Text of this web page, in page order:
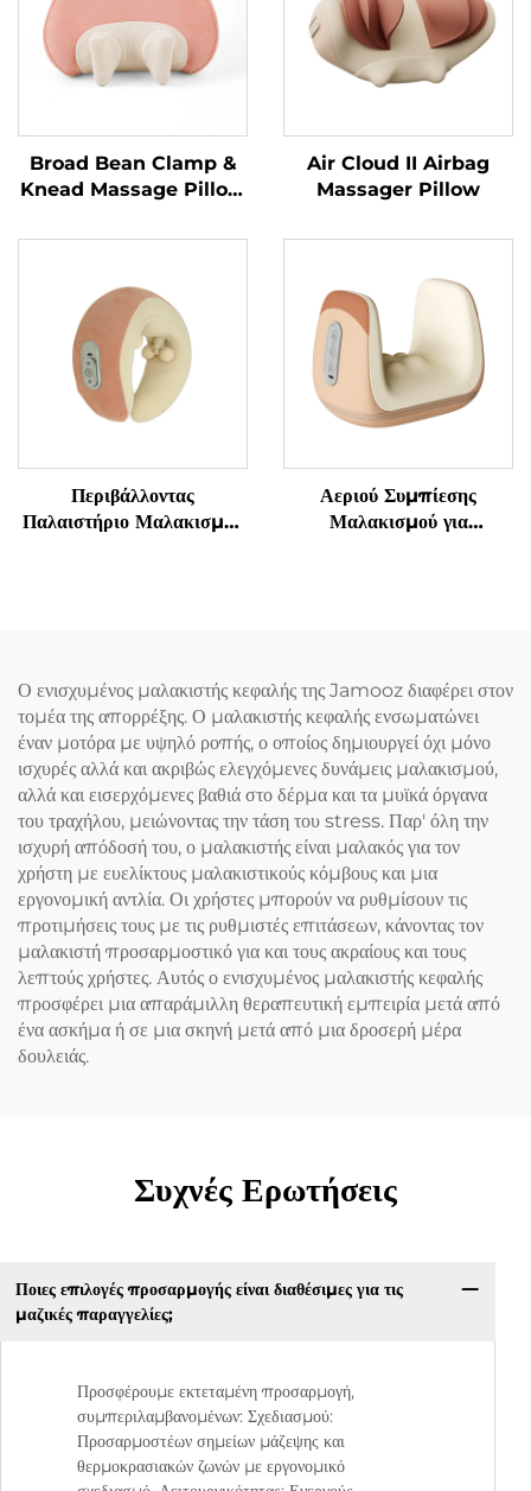
Broad Bean Clamp &
Knead Massage Pillow
Air Cloud II Airbag
Massager Pillow
Περιβάλλοντας
Παλαιστήριο Μαλακισμού
Αεριού Συμπίεσης
Μαλακισμού για
Ο ενισχυμένος μαλακιστής κεφαλής της Jamooz διαφέρει στον
τομέα της απορρέξης. Ο μαλακιστής κεφαλής ενσωματώνει
έναν μοτόρα με υψηλό ροπής, ο οποίος δημιουργεί όχι μόνο
ισχυρές αλλά και ακριβώς ελεγχόμενες δυνάμεις μαλακισμού,
αλλά και εισερχόμενες βαθιά στο δέρμα και τα μυϊκά όργανα
του τραχήλου, μειώνοντας την τάση του stress. Παρ' όλη την
ισχυρή απόδοσή του, ο μαλακιστής είναι μαλακός για τον
χρήστη με ευελίκτους μαλακιστικούς κόμβους και μια
εργονομική αντλία. Οι χρήστες μπορούν να ρυθμίσουν τις
προτιμήσεις τους με τις ρυθμιστές επιτάσεων, κάνοντας τον
μαλακιστή προσαρμοστικό για και τους ακραίους και τους
λεπτούς χρήστες. Αυτός ο ενισχυμένος μαλακιστής κεφαλής
προσφέρει μια απαράμιλλη θεραπευτική εμπειρία μετά από
ένα ασκήμα ή σε μια σκηνή μετά από μια δροσερή μέρα
δουλειάς.
Συχνές Ερωτήσεις
Ποιες επιλογές προσαρμογής είναι διαθέσιμες για τις
μαζικές παραγγελίες;
Προσφέρουμε εκτεταμένη προσαρμογή,
συμπεριλαμβανομένων: Σχεδιασμού:
Προσαρμοστέων σημείων μάζεψης και
θερμοκρασιακών ζωνών με εργονομικό